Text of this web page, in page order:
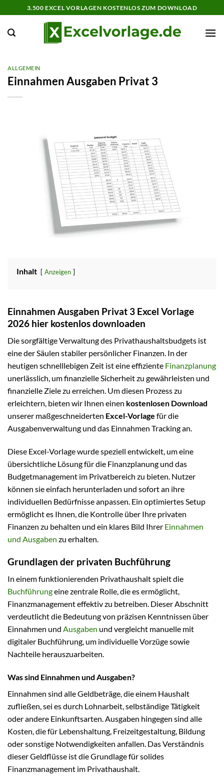
Inhalt
springen
3.500 EXCEL VORLAGEN KOSTENLOS ZUM DOWNLOAD
ALLGEMEIN
Einnahmen Ausgaben Privat 3
Inhalt Anzeigen
Einnahmen Ausgaben Privat 3 Excel Vorlage
2026 hier kostenlos downloaden
Die sorgfältige Verwaltung des Privathaushaltsbudgets ist
eine der Säulen stabiler persönlicher Finanzen. In der
heutigen schnelllebigen Zeit ist eine effiziente Finanzplanung
unerlässlich, um finanzielle Sicherheit zu gewährleisten und
finanzielle Ziele zu erreichen. Um diesen Prozess zu
erleichtern, bieten wir Ihnen einen kostenlosen Download
unserer maßgeschneiderten Excel-Vorlage für die
Ausgabenverwaltung und das Einnahmen Tracking an.
Diese Excel-Vorlage wurde speziell entwickelt, um eine
übersichtliche Lösung für die Finanzplanung und das
Budgetmanagement im Privatbereich zu bieten. Nutzer
können sie einfach herunterladen und sofort an ihre
individuellen Bedürfnisse anpassen. Ein optimiertes Setup
ermöglicht es Ihnen, die Kontrolle über Ihre privaten
Finanzen zu behalten und ein klares Bild Ihrer Einnahmen
und Ausgaben zu erhalten.
Grundlagen der privaten Buchführung
In einem funktionierenden Privathaushalt spielt die
Buchführungeine zentrale Rolle, die es ermöglicht,
Finanzmanagement effektiv zu betreiben. Dieser Abschnitt
verdeutlicht die Bedeutung von präzisen Kenntnissen über
Einnahmen und Ausgaben und vergleicht manuelle mit
digitaler Buchführung, um individuelle Vorzüge sowie
Nachteile herauszuarbeiten.
Was sind Einnahmen und Ausgaben?
Einnahmen sind alle Geldbeträge, die einem Haushalt
zufließen, sei es durch Lohnarbeit, selbständige Tätigkeit
oder andere Einkunftsarten. Ausgaben hingegen sind alle
Kosten, die für Lebenshaltung, Freizeitgestaltung, Bildung
oder sonstige Notwendigkeiten anfallen. Das Verständnis
dieser Geldflüsse ist die Grundlage für solides
Finanzmanagement im Privathaushalt.